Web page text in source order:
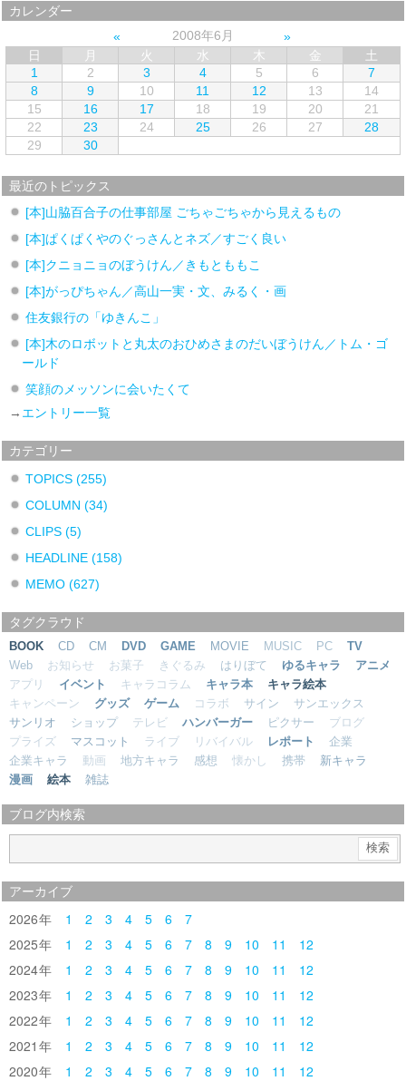
カレンダー
2008年6月
日
月 火 水 木 金
土
1
2 3 4 5 6
7
8
9 10 11 12 13
14
15
16 17 18 19 20
21
22
23 24 25 26 27
28
29
30
最近のトピックス
[本]山脇百合子の仕事部屋 ごちゃごちゃから見えるもの
[本]ぱくぱくやのぐっさんとネズ／すごく良い
[本]クニョニョのぼうけん／きもとももこ
[本]がっぴちゃん／高山一実・文、みるく・画
住友銀行の「ゆきんこ」
[本]木のロボットと丸太のおひめさまのだいぼうけん／トム・ゴ
ールド
笑顔のメッソンに会いたくて
→ エントリー一覧
カテゴリー
TOPICS(255)
COLUMN(34)
CLIPS(5)
HEADLINE(158)
MEMO(627)
タグクラウド
BOOK CD CM DVD GAME MOVIE MUSIC PC
TV
Web
お知らせ お菓子 きぐるみ はりぼて ゆるキャラ
アニメ
アプリ
イベント キャラコラム キャラ本
キャラ絵本
キャンペーン
グッズ ゲーム コラボ サイン
サンエックス
サンリオ
ショップ テレビ ハンバーガー ピクサー
ブログ
プライズ
マスコット ライブ リバイバル レポート
企業
企業キャラ
動画 地方キャラ 感想 懐かし 携帯
新キャラ
漫画
絵本 雑誌
ブログ内検索
アーカイブ
2026 1 2 3 4 5 6
7
2025
1 2 3 4 5 6 7 8 9 10 11
12
2024
1 2 3 4 5 6 7 8 9 10 11
12
2023
1 2 3 4 5 6 7 8 9 10 11
12
2022
1 2 3 4 5 6 7 8 9 10 11
12
2021
1 2 3 4 5 6 7 8 9 10 11
12
2020
1 2 3 4 5 6 7 8 9 10 11
12